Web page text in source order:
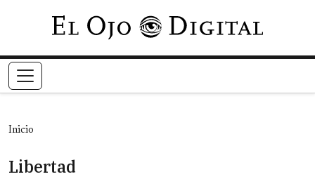
Pasar al contenido principal
Inicio
Libertad